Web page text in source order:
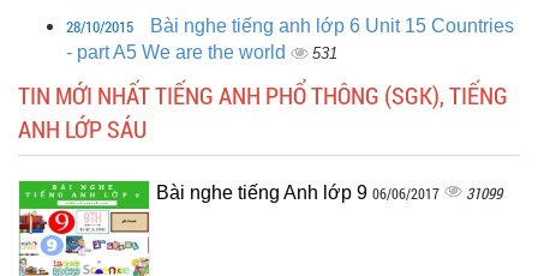
28/10/2015
Bài nghe tiếng anh lớp 6 Unit 15 Countries
- part A5 We are the world
531
TIN MỚI NHẤT TIẾNG ANH PHỔ THÔNG (SGK), TIẾNG
ANH LỚP SÁU
Bài nghe tiếng Anh lớp 9 06/06/2017 31099